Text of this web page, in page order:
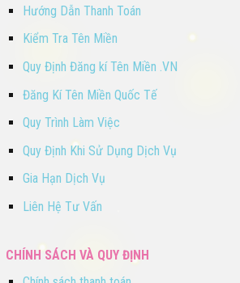
Hướng Dẫn Thanh Toán
Kiểm Tra Tên Miền
Quy Định Đăng kí Tên Miền .VN
Đăng Kí Tên Miền Quốc Tế
Quy Trình Làm Việc
Quy Định Khi Sử Dụng Dịch Vụ
Gia Hạn Dịch Vụ
Liên Hệ Tư Vấn
CHÍNH SÁCH VÀ QUY ĐỊNH